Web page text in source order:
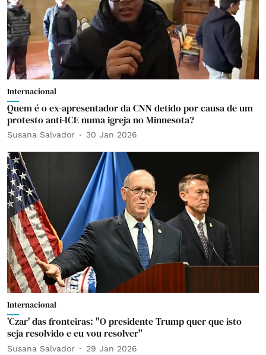
Internacional
Quem é o ex-apresentador da CNN detido por causa de um
protesto anti-ICE numa igreja no Minnesota?
Susana Salvador 30 Jan 2026
Internacional
'Czar' das fronteiras: "O presidente Trump quer que isto
seja resolvido e eu vou resolver"
Susana Salvador 29 Jan 2026